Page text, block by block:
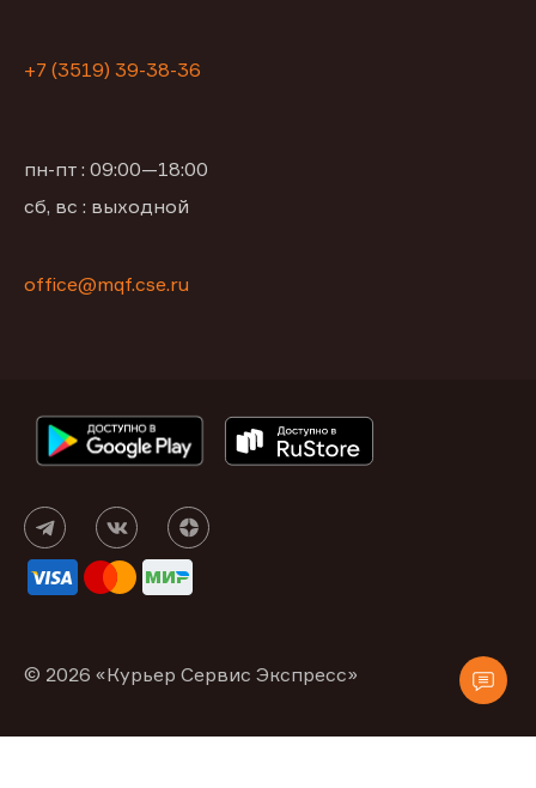
+7 (3519) 39-38-36
пн-пт : 09:00—18:00
сб, вс : выходной
office@mqf.cse.ru
© 2026 «Курьер Сервис Экспресс»